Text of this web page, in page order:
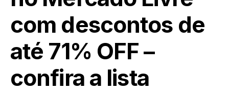
com descontos de
até 71% OFF –
confira a lista